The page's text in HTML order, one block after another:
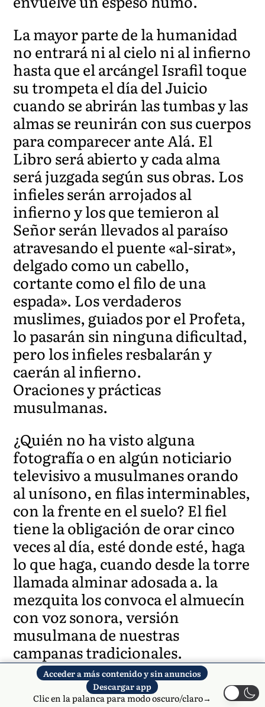
La mayor parte de la humanidad
no entrará ni al cielo ni al infierno
hasta que el arcángel Israfil toque
su trompeta el día del Juicio
cuando se abrirán las tumbas y las
almas se reunirán con sus cuerpos
para comparecer ante Alá. El
Libro será abierto y cada alma
será juzgada según sus obras. Los
infieles serán arrojados al
infierno y los que temieron al
Señor serán llevados al paraíso
atravesando el puente «al-sirat»,
delgado como un cabello,
cortante como el filo de una
espada». Los verdaderos
muslimes, guiados por el Profeta,
lo pasarán sin ninguna dificultad,
pero los infieles resbalarán y
caerán al infierno.
Oraciones y prácticas
musulmanas.
¿Quién no ha visto alguna
fotografía o en algún noticiario
televisivo a musulmanes orando
al unísono, en filas interminables,
con la frente en el suelo? El fiel
tiene la obligación de orar cinco
veces al día, esté donde esté, haga
lo que haga, cuando desde la torre
llamada alminar adosada a. la
mezquita los convoca el almuecín
con voz sonora, versión
musulmana de nuestras
campanas tradicionales.
Antes de la plegaria debe
cumplirse el rito de la ablución
Acceder a más contenido y sin anuncios
Descargar app
Clic en la palanca para modo oscuro/claro→